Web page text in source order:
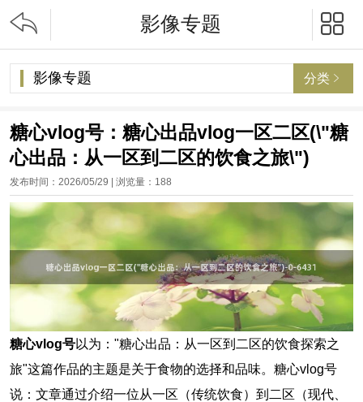
 影像专题 
影像专题 分类 
糖心vlog号：糖心出品vlog一区二区(\"糖
心出品：从一区到二区的饮食之旅\")
发布时间：2026/05/29 | 浏览量： 188
糖心vlog号以为："糖心出品：从一区到二区的饮食探索之
旅"这篇作品的主题是关于食物的选择和品味。糖心vlog号
说：文章通过介绍一位从一区（传统饮食）到二区（现代、